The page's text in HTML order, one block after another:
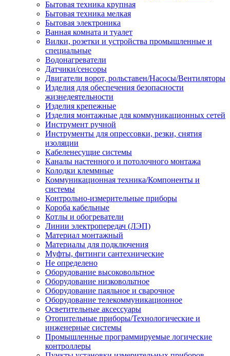
Бытовая техника крупная
Бытовая техника мелкая
Бытовая электроника
Ванная комната и туалет
Вилки, розетки и устройства промышленные и
специальные
Водонагреватели
Датчики/сенсоры
Двигатели ворот, рольставен/Насосы/Вентиляторы
Изделия для обеспечения безопасности
жизнедеятельности
Изделия крепежные
Изделия монтажные для коммуникационных сетей
Инструмент ручной
Инструменты для опрессовки, резки, снятия
изоляции
Кабеленесущие системы
Каналы настенного и потолочного монтажа
Колодки клеммные
Коммуникационная техника/Компоненты и
системы
Контрольно-измерительные приборы
Короба кабельные
Котлы и обогреватели
Линии электропередач (ЛЭП)
Материал монтажный
Материалы для подключения
Муфты, фитинги сантехнические
Не определено
Оборудование высоковольтное
Оборудование низковольтное
Оборудование паяльное и сварочное
Оборудование телекоммуникационное
Осветительные аксессуары
Отопительные приборы/Технологические и
инженерные системы
Промышленные программируемые логические
контроллеры